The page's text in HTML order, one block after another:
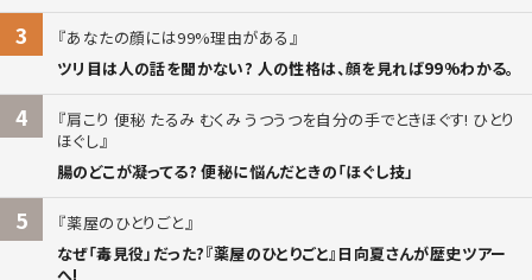
3
あなたの顔には99%理由がある
ツリ目は人の話を聞かない? 人の性格は、顔を見れば99%わかる。
4
肩こり 便秘 たるみ むくみ うつうつを自分の手でときほぐす! ひとり
ほぐし
腸のどこが凝ってる? 便秘に悩んだときの「ほぐし技」
5
薬屋のひとりごと
なぜ「毒見役」だった?『薬屋のひとりごと』日向夏さんが歴史ツアー
へ!